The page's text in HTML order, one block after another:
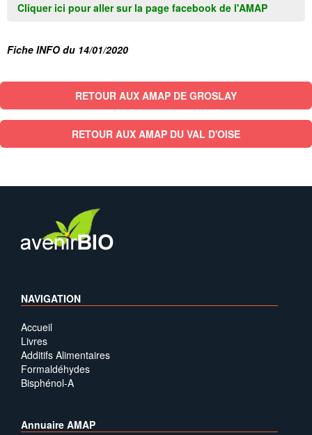
Cliquer ici pour aller sur la page facebook de l'AMAP
Fiche INFO du 14/01/2020
RETOUR AUX AMAP DE GROSLAY
RETOUR AUX AMAP DU VAL D'OISE
NAVIGATION
Accueil
Livres
Additifs Alimentaires
Formaldéhydes
Bisphénol-A
Annuaire AMAP